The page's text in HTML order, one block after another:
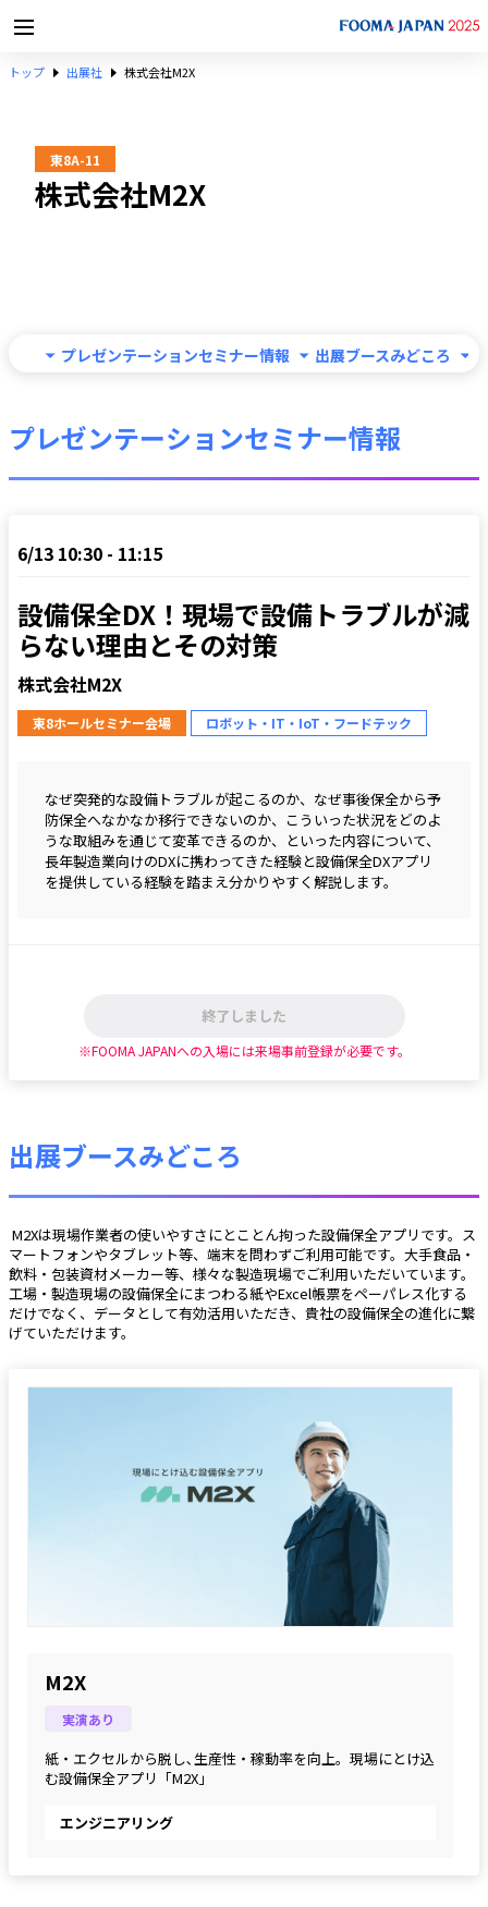
トップ 出展社 株式会社M2X
東8A-11
株式会社M2X
プレゼンテーションセミナー情報 出展ブースみどころ
プレゼンテーションセミナー情報
6/13 10:30 - 11:15
設備保全DX！現場で設備トラブルが減
らない理由とその対策
株式会社M2X
東8ホールセミナー会場 ロボット・IT・IoT・フードテック
なぜ突発的な設備トラブルが起こるのか、なぜ事後保全から予
防保全へなかなか移行できないのか、こういった状況をどのよ
うな取組みを通じて変革できるのか、といった内容について、
長年製造業向けのDXに携わってきた経験と設備保全DXアプリ
を提供している経験を踏まえ分かりやすく解説します。
終了しました
※FOOMA JAPANへの入場には来場事前登録が必要です。
出展ブースみどころ
マートフォンやタブレット等、端末を問わずご利用可能です。大手食品・
飲料・包装資材メーカー等、様々な製造現場でご利用いただいています。
工場・製造現場の設備保全にまつわる紙やExcel帳票をペーパレス化する
だけでなく、データとして有効活用いただき、貴社の設備保全の進化に繋
げていただけます。
M2X
実演あり
紙・エクセルから脱し､生産性・稼動率を向上。現場にとけ込
む設備保全アプリ「M2X」
エンジニアリング